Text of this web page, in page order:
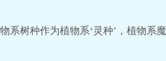
树种作为植物系‘灵种’，植物系魔